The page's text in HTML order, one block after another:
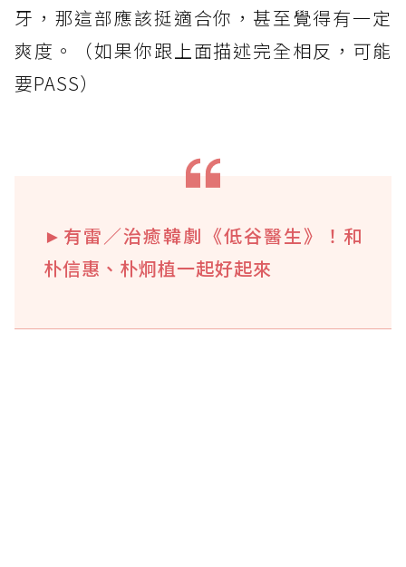
牙，那這部應該挺適合你，甚至覺得有一定
爽度。（如果你跟上面描述完全相反，可能
要PASS）
►有雷／治癒韓劇《低谷醫生》！和
朴信惠、朴炯植一起好起來